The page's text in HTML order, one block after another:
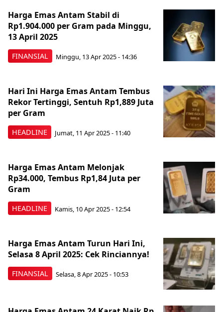
FINANSIAL
Harga Emas Antam Stabil di
Rp1.904.000 per Gram pada Minggu,
13 April 2025
Minggu, 13 Apr 2025 - 14:36
HEADLINE
Hari Ini Harga Emas Antam Tembus
Rekor Tertinggi, Sentuh Rp1,889 Juta
per Gram
Jumat, 11 Apr 2025 - 11:40
HEADLINE
Harga Emas Antam Melonjak
Rp34.000, Tembus Rp1,84 Juta per
Gram
Kamis, 10 Apr 2025 - 12:54
FINANSIAL
Harga Emas Antam Turun Hari Ini,
Selasa 8 April 2025: Cek Rinciannya!
Selasa, 8 Apr 2025 - 10:53